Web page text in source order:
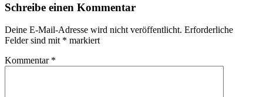
Schreibe einen Kommentar
Deine E-Mail-Adresse wird nicht veröffentlicht. Erforderliche
Felder sind mit * markiert
Kommentar *